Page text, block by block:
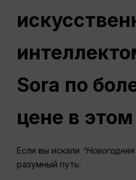
Sora по
цене в
Если вы искали
разумный путь: